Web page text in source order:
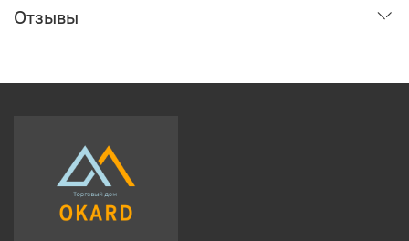
Отзывы